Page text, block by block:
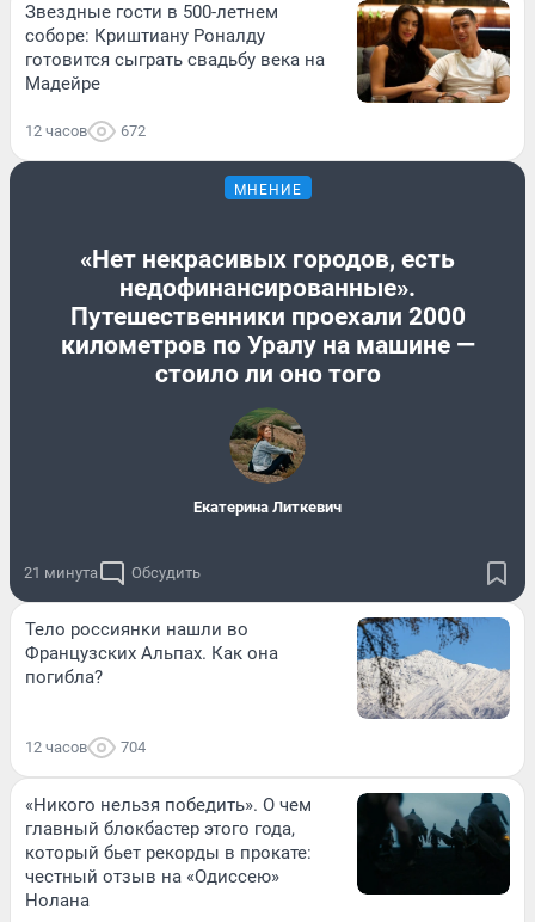
Звездные гости в 500-летнем
соборе: Криштиану Роналду
готовится сыграть свадьбу века на
Мадейре
12 часов 672
МНЕНИЕ
«Нет некрасивых городов, есть
недофинансированные».
Путешественники проехали 2000
километров по Уралу на машине —
стоило ли оно того
Екатерина Литкевич
21 минута Обсудить
Тело россиянки нашли во
Французских Альпах. Как она
погибла?
12 часов 704
«Никого нельзя победить». О чем
главный блокбастер этого года,
который бьет рекорды в прокате:
честный отзыв на «Одиссею»
Нолана